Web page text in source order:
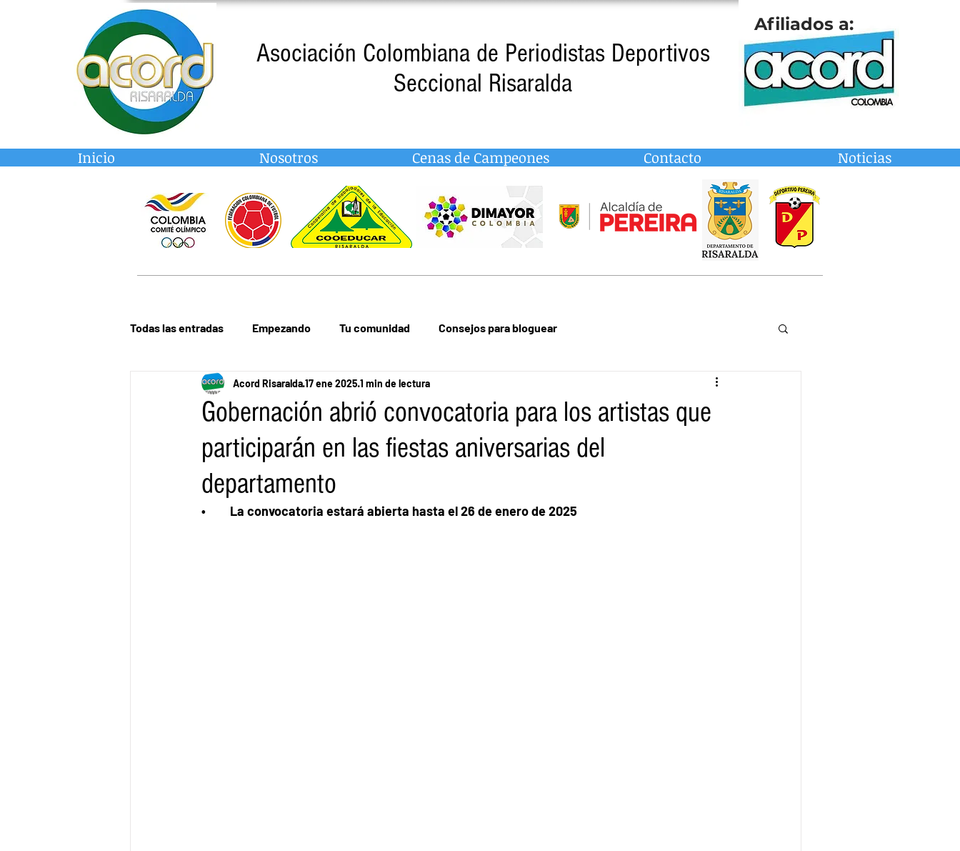
Asociación Colombiana de Periodistas Deportivos
Seccional Risaralda
Afiliados a:
Inicio Nosotros Cenas de Campeones Contacto Noticias
Todas las entradas Empezando Tu comunidad Consejos para bloguear
Gobernación abrió convocatoria para los artistas que
participarán en las fiestas aniversarias del
departamento
Acord Risaralda17 ene 2025 1 min de lectura
•	La convocatoria estará abierta hasta el 26 de enero de 2025